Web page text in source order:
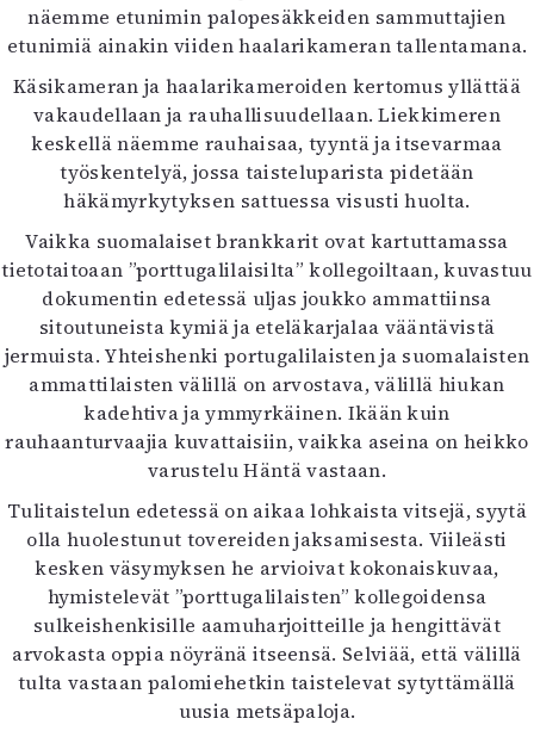
näemme etunimin palopesäkkeiden sammuttajien
etunimiä ainakin viiden haalarikameran tallentamana.
Käsikameran ja haalarikameroiden kertomus yllättää
vakaudellaan ja rauhallisuudellaan. Liekkimeren
keskellä näemme rauhaisaa, tyyntä ja itsevarmaa
työskentelyä, jossa taisteluparista pidetään
häkämyrkytyksen sattuessa visusti huolta.
Vaikka suomalaiset brankkarit ovat kartuttamassa
tietotaitoaan ”porttugalilaisilta” kollegoiltaan, kuvastuu
dokumentin edetessä uljas joukko ammattiinsa
sitoutuneista kymiä ja eteläkarjalaa vääntävistä
jermuista. Yhteishenki portugalilaisten ja suomalaisten
ammattilaisten välillä on arvostava, välillä hiukan
kadehtiva ja ymmyrkäinen. Ikään kuin
rauhaanturvaajia kuvattaisiin, vaikka aseina on heikko
varustelu Häntä vastaan.
Tulitaistelun edetessä on aikaa lohkaista vitsejä, syytä
olla huolestunut tovereiden jaksamisesta. Viileästi
kesken väsymyksen he arvioivat kokonaiskuvaa,
hymistelevät ”porttugalilaisten” kollegoidensa
sulkeishenkisille aamuharjoitteille ja hengittävät
arvokasta oppia nöyränä itseensä. Selviää, että välillä
tulta vastaan palomiehetkin taistelevat sytyttämällä
uusia metsäpaloja.